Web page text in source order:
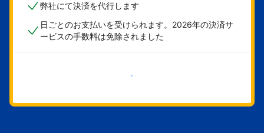
弊社にて決済を代行します
日ごとのお支払いを受けられます。2026年の決済サ
ービスの手数料は免除されました
今すぐ始める